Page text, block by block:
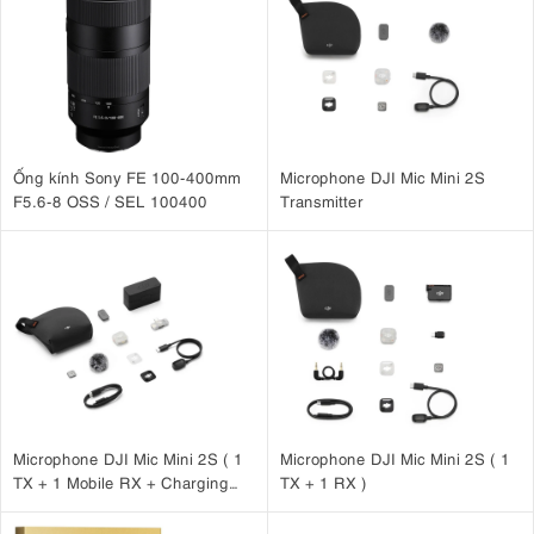
3.3. Độ chính xác màu chuyên nghiệp cho hình ảnh chân
Một trong những yếu tố quan trọng nhất của đèn LED chuyên nghiệp
CRI: 95+
SSI Tungsten: 85
Ống kính Sony FE 100-400mm
F5.6-8 OSS / SEL 100400
Microphone DJI Mic Mini 2S
Transmitter
Microphone DJI Mic Mini 2S ( 1
TX + 1 Mobile RX + Charging
Microphone DJI Mic Mini 2S ( 1
TX + 1 RX )